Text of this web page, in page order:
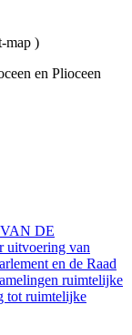
map )
en Plioceen
DE
uitvoering van
en de Raad
ruimtelijke
tot ruimtelijke